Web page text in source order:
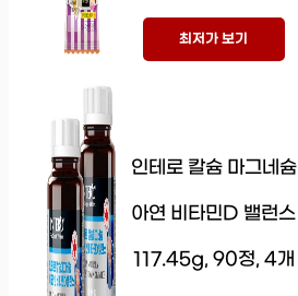
최저가 보기
인테로 칼슘 마그네슘
아연 비타민D 밸런스
117.45g, 90정, 4개